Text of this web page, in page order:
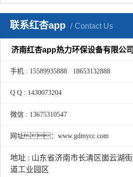
联系红杏app Contact Us
济南红杏app热力环保设备有限公司
手机 : 15589935888 18653132888
Q Q : 1430073204
微信 : 13675310547
网址：www.gdmycc.com
地址 : 山东省济南市长清区崮云湖街
道工业园区